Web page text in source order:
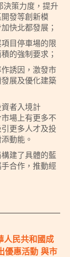
決策力度，提升
發等創新模
快北都發展；
目停車場的限
的強制要求；
誘因，激發市
展及優化建築
者入境計
場上有更多不
更多人才及投
動能。
建了具體的藍
合作，推動經
人民共和國成
優惠活動 與市